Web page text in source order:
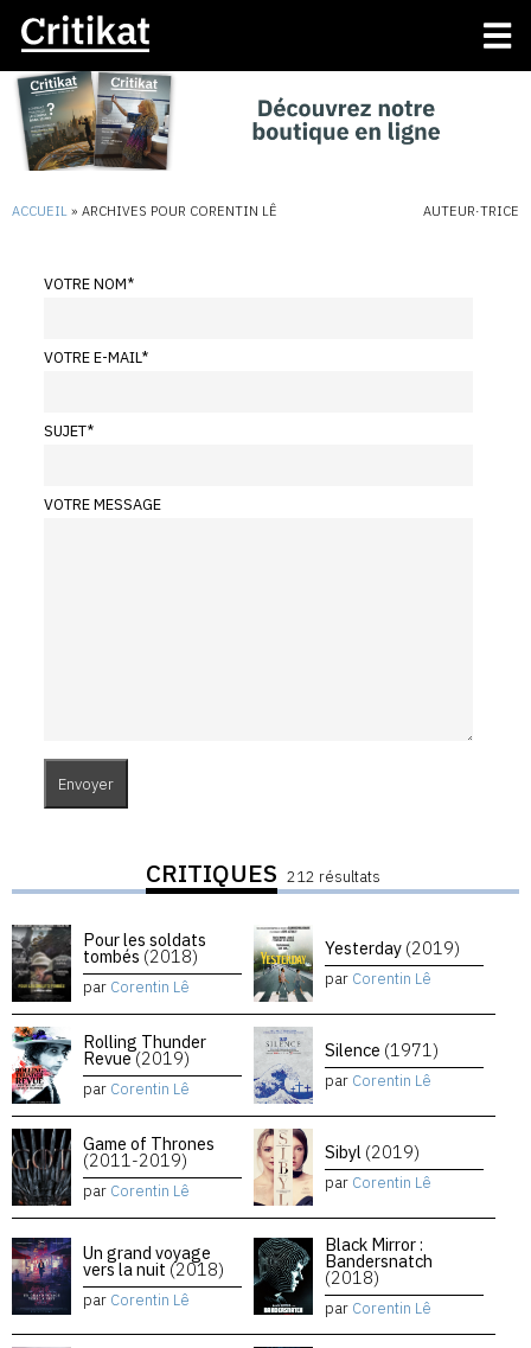
ACCUEIL » ARCHIVES POUR CORENTIN LÊ AUTEUR·TRICE
VOTRE NOM*
VOTRE E-MAIL*
SUJET*
VOTRE MESSAGE
CRITIQUES 212 résultats
Pour les soldats
tombés (2018)
par Corentin Lê
Yesterday (2019)
par Corentin Lê
Rolling Thunder
Revue(2019)
par Corentin Lê
Silence (1971)
par Corentin Lê
Game of Thrones
(2011-2019)
par Corentin Lê
Sibyl (2019)
par Corentin Lê
Un grand voyage
vers la nuit (2018)
par Corentin Lê
Black Mirror :
Bandersnatch
(2018)
par Corentin Lê